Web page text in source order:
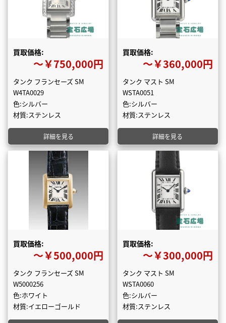
買取価格:
〜￥750,000円
タンク フランセーズ SM
W4TA0029
色:シルバー
材質:ステンレス
詳細を見る
買取価格:
〜￥360,000円
タンク マスト SM
WSTA0051
色:シルバー
材質:ステンレス
詳細を見る
買取価格:
〜￥500,000円
タンク フランセーズ SM
W5000256
色:ホワイト
材質:イエローゴールド
買取価格:
〜￥300,000円
タンク マスト SM
WSTA0060
色:シルバー
材質:ステンレス